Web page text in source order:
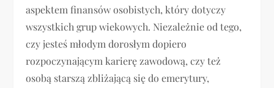
aspektem finansów osobistych, który dotyczy
wszystkich grup wiekowych. Niezależnie od tego,
czy jesteś młodym dorosłym dopiero
rozpoczynającym karierę zawodową, czy też
osobą starszą zbliżającą się do emerytury,